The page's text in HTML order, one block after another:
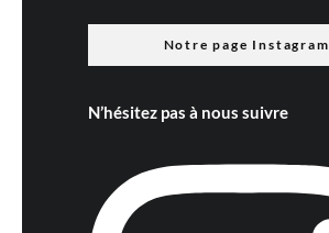
Notre page Instagram
N’hésitez pas à nous suivre